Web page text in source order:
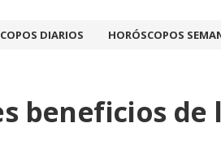
DIARIOS HORÓSCOPOS
beneficios de